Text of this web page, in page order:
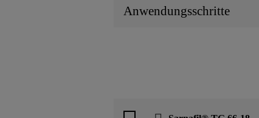
Anwendungsschritte